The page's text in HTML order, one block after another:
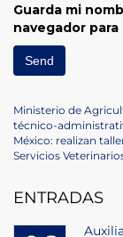
Guarda mi
navegador
de
Previous
Post
Ministerio de
técnico-
Next
Post
México: realizan
Servicios
ENTRADAS